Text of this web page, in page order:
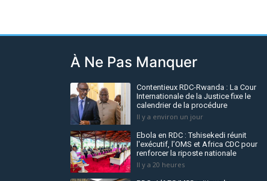
À Ne Pas Manquer
Contentieux RDC-Rwanda : La Cour
Internationale de la Justice fixe le
calendrier de la procédure
Il y a environ un jour
Ebola en RDC : Tshisekedi réunit
l'exécutif, l’OMS et Africa CDC pour
renforcer la riposte nationale
Il y a 20 heures